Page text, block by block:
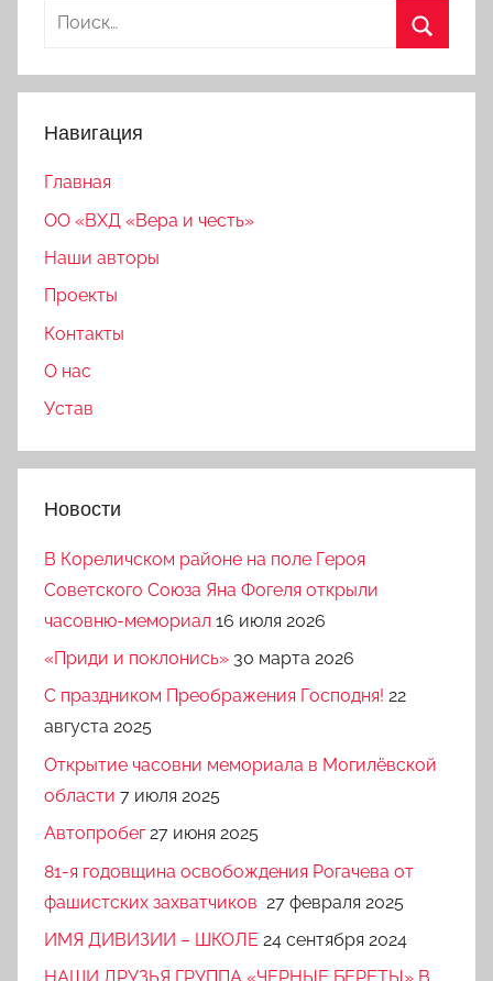
Найти:
Навигация
Главная
ОО «ВХД «Вера и честь»
Наши авторы
Проекты
Контакты
О нас
Устав
Новости
В Кореличском районе на поле Героя
Советского Союза Яна Фогеля открыли
часовню-мемориал 16 июля 2026
«Приди и поклонись» 30 марта 2026
C праздником Преображения Господня! 22
августа 2025
Открытие часовни мемориала в Могилёвской
области 7 июля 2025
Автопробег 27 июня 2025
81-я годовщина освобождения Рогачева от
фашистских захватчиков 27 февраля 2025
ИМЯ ДИВИЗИИ – ШКОЛЕ 24 сентября 2024